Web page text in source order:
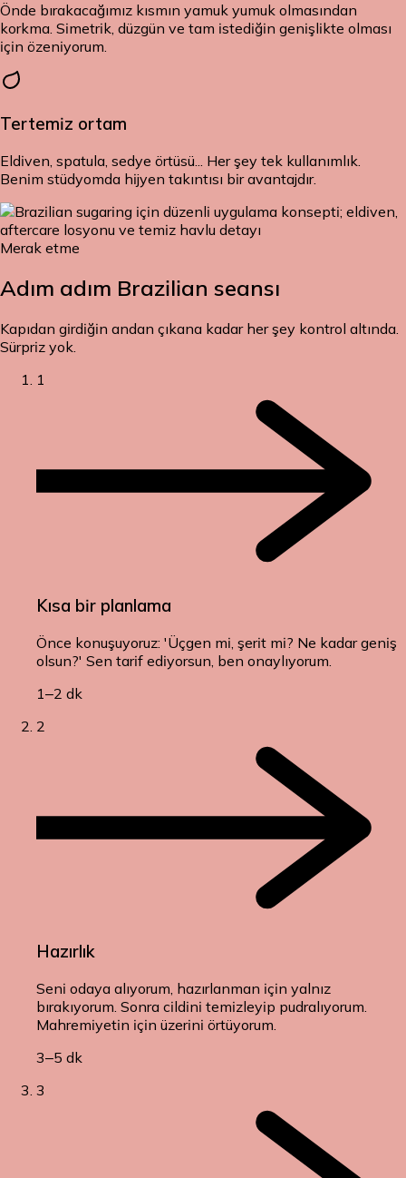
Önde bırakacağımız kısmın yamuk yumuk olmasından
korkma. Simetrik, düzgün ve tam istediğin genişlikte olması
için özeniyorum.
Tertemiz ortam
Eldiven, spatula, sedye örtüsü... Her şey tek kullanımlık.
Benim stüdyomda hijyen takıntısı bir avantajdır.
Merak etme
Adım adım Brazilian seansı
Kapıdan girdiğin andan çıkana kadar her şey kontrol altında.
Sürpriz yok.
1
Kısa bir planlama
Önce konuşuyoruz: 'Üçgen mi, şerit mi? Ne kadar geniş
olsun?' Sen tarif ediyorsun, ben onaylıyorum.
1–2 dk
2
Hazırlık
Seni odaya alıyorum, hazırlanman için yalnız
bırakıyorum. Sonra cildini temizleyip pudralıyorum.
Mahremiyetin için üzerini örtüyorum.
3–5 dk
3